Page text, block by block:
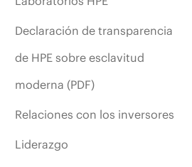
Declaración de transparencia
de HPE sobre esclavitud
moderna (PDF)
Relaciones con los inversores
Liderazgo